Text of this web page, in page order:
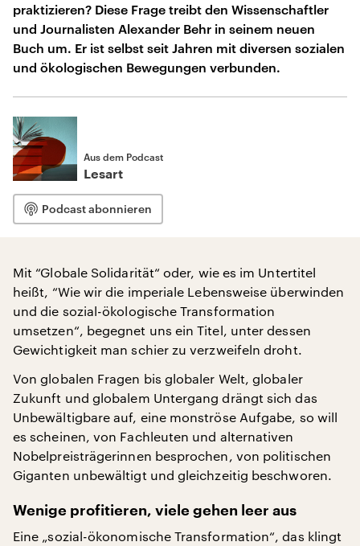
praktizieren? Diese Frage treibt den Wissenschaftler
und Journalisten Alexander Behr in seinem neuen
Buch um. Er ist selbst seit Jahren mit diversen sozialen
und ökologischen Bewegungen verbunden.
Aus dem Podcast
Lesart
Podcast abonnieren
Mit “Globale Solidarität“ oder, wie es im Untertitel
heißt, “Wie wir die imperiale Lebensweise überwinden
und die sozial-ökologische Transformation
umsetzen“, begegnet uns ein Titel, unter dessen
Gewichtigkeit man schier zu verzweifeln droht.
Von globalen Fragen bis globaler Welt, globaler
Zukunft und globalem Untergang drängt sich das
Unbewältigbare auf, eine monströse Aufgabe, so will
es scheinen, von Fachleuten und alternativen
Nobelpreisträgerinnen besprochen, von politischen
Giganten unbewältigt und gleichzeitig beschworen.
Wenige profitieren, viele gehen leer aus
Eine „sozial-ökonomische Transformation“, das klingt